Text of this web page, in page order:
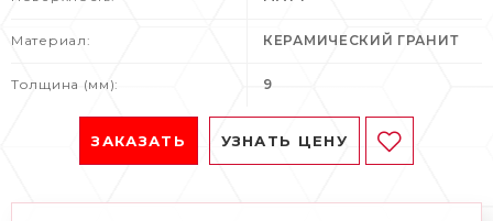
Материал: КЕРАМИЧЕСКИЙ ГРАНИТ
Толщина (мм): 9
ЗАКАЗАТЬ УЗНАТЬ ЦЕНУ